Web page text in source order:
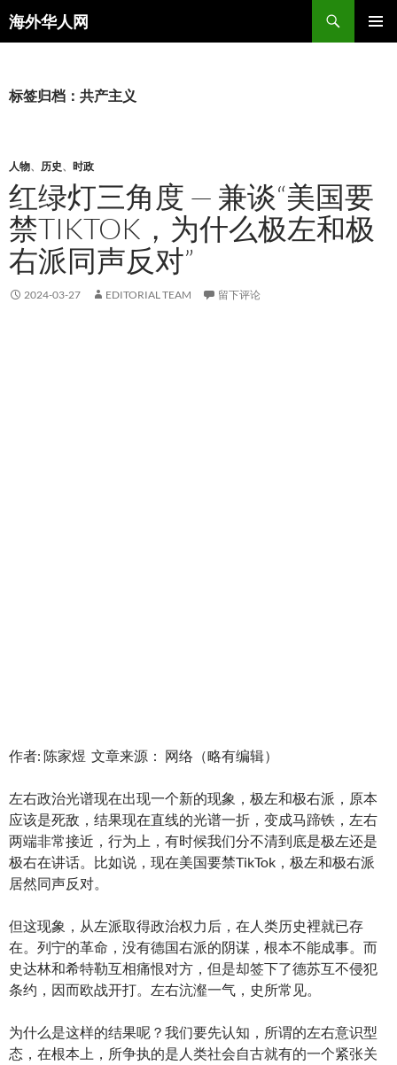
海外华人网
搜
索
文
标签归档：共产主义
人物、 历史、 时政
红绿灯三角度 — 兼谈“美国要
禁TIKTOK，为什么极左和极
右派同声反对”
2024-03-27 EDITORIAL TEAM 留下评论
作者: 陈家煜 文章来源： 网络（略有编辑）
左右政治光谱现在出现一个新的现象，极左和极右派，原本
应该是死敌，结果现在直线的光谱一折，变成马蹄铁，左右
两端非常接近，行为上，有时候我们分不清到底是极左还是
极右在讲话。比如说，现在美国要禁TikTok，极左和极右派
居然同声反对。
但这现象，从左派取得政治权力后，在人类历史裡就已存
在。列宁的革命，没有德国右派的阴谋，根本不能成事。而
史达林和希特勒互相痛恨对方，但是却签下了德苏互不侵犯
条约，因而欧战开打。左右沆瀣一气，史所常见。
为什么是这样的结果呢？我们要先认知，所谓的左右意识型
态，在根本上，所争执的是人类社会自古就有的一个紧张关